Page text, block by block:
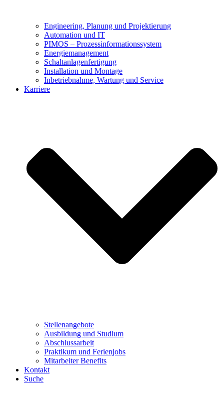
Engineering, Planung und Projektierung
Automation und IT
PIMOS – Prozessinformationssystem
Energiemanagement
Schaltanlagenfertigung
Installation und Montage
Inbetriebnahme, Wartung und Service
Karriere
Stellenangebote
Ausbildung und Studium
Abschlussarbeit
Praktikum und Ferienjobs
Mitarbeiter Benefits
Kontakt
Suche